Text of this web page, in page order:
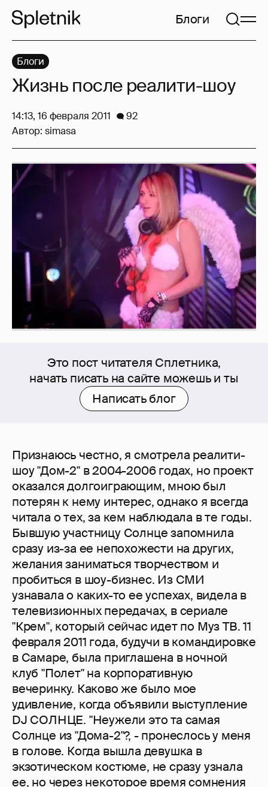
Блоги
Это пост читателя Сплетника,
начать писать на сайте можешь и ты
Написать блог
Признаюсь честно, я смотрела реалити-
шоу "Дом-2" в 2004-2006 годах, но проект
оказался долгоиграющим, мною был
потерян к нему интерес, однако я всегда
читала о тех, за кем наблюдала в те годы.
Бывшую участницу Солнце запомнила
сразу из-за ее непохожести на других,
желания заниматься творчеством и
пробиться в шоу-бизнес. Из СМИ
узнавала о каких-то ее успехах, видела в
телевизионных передачах, в сериале
"Крем", который сейчас идет по Муз ТВ. 11
февраля 2011 года, будучи в командировке
в Самаре, была приглашена в ночной
клуб "Полет" на корпоративную
вечеринку. Каково же было мое
удивление, когда объявили выступление
DJ СОЛНЦЕ. "Неужели это та самая
Солнце из "Дома-2"?, - пронеслось у меня
в голове. Когда вышла девушка в
экзотическом костюме, не сразу узнала
ее, но через некоторое время сомнения
Блоги
Жизнь после реалити-шоу
14:13, 16 февраля 2011
92
Автор: simasa